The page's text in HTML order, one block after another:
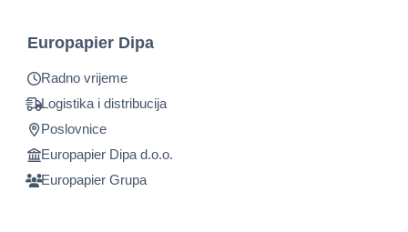
Europapier Dipa
Radno vrijeme
Logistika i distribucija
Poslovnice
Europapier Dipa d.o.o.
Europapier Grupa